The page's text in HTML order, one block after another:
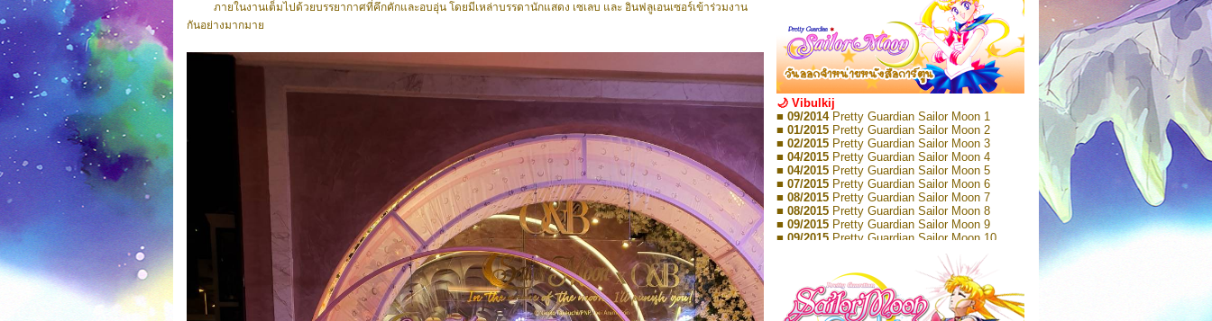
ภายในงานเต็มไปด้วยบรรยากาศที่คึกคักและอบอุ่น โดยมีเหล่าบรรดานักแสดง เซเลบ และ อินฟลูเอนเซอร์เข้าร่วมงาน
กันอย่างมากมาย
🌙 Vibulkij
■ 09/2014 Pretty Guardian Sailor Moon 1
■ 01/2015 Pretty Guardian Sailor Moon 2
■ 02/2015 Pretty Guardian Sailor Moon 3
■ 04/2015 Pretty Guardian Sailor Moon 4
■ 04/2015 Pretty Guardian Sailor Moon 5
■ 07/2015 Pretty Guardian Sailor Moon 6
■ 08/2015 Pretty Guardian Sailor Moon 7
■ 08/2015 Pretty Guardian Sailor Moon 8
■ 09/2015 Pretty Guardian Sailor Moon 9
■ 09/2015 Pretty Guardian Sailor Moon 10
Pretty Guardian Sailor Moon 11
Pretty Guardian Sailor Moon 12
Pretty Guardian Sailor Moon Short
Stories 1
■ 09/2018Pretty Guardian Sailor Moon Short